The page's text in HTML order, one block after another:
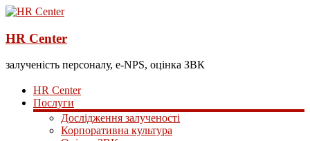
HR Center
залученість персоналу, e-NPS, оцінка ЗВК
HR Center
Послуги
Дослідження залученості
Корпоративна культура